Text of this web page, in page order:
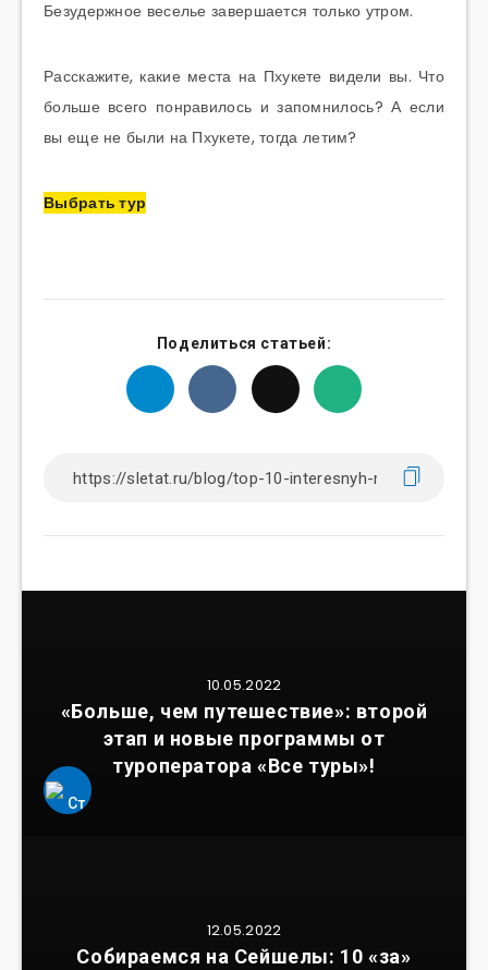
Безудержное веселье завершается только утром.
Расскажите, какие места на Пхукете видели вы. Что
больше всего понравилось и запомнилось? А если
вы еще не были на Пхукете, тогда летим?
Выбрать тур
Поделиться статьей:
10.05.2022
«Больше, чем путешествие»: второй
этап и новые программы от
туроператора «Все туры»!
12.05.2022
Собираемся на Сейшелы: 10 «за»